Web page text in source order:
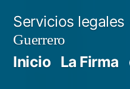
Servicios legales
Guerrero
Inicio La Firma